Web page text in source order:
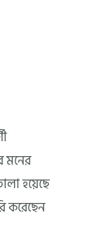
মনের
হয়েছে
করেছেন